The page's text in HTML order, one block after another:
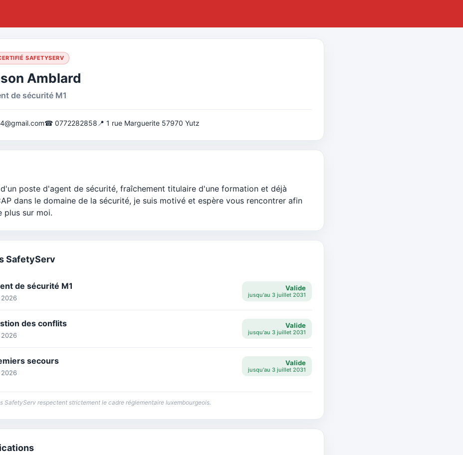
SAFETYSERV
Amblard
de sécurité M1
☎ 0772282858 📍 1 rue Marguerite 57970 Yutz
poste d'agent de sécurité, fraîchement titulaire d'une formation et déjà
dans le domaine de la sécurité, je suis motivé et espère vous rencontrer afin
plus sur moi.
SafetyServ
de sécurité M1 Valide
jusqu'au 3 juillet 2031
des conflits Valide
jusqu'au 3 juillet 2031
secours Valide
jusqu'au 3 juillet 2031
SafetyServ respectent strictement le cadre réglementaire luxembourgeois.